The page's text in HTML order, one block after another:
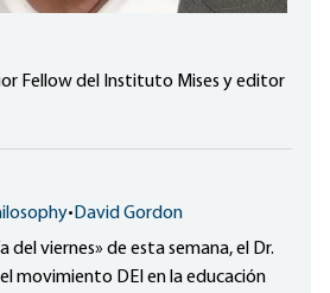
Fellow del Instituto Mises y editor
• David Gordon
del viernes» de esta semana, el Dr.
movimiento DEI en la educación